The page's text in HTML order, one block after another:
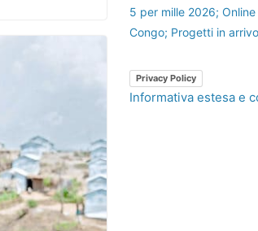
5 per mille 2026;
Congo; Progetti in
Privacy Policy
Informativa estesa e